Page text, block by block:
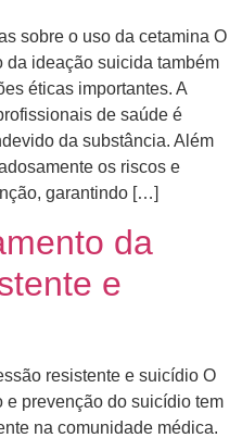
sobre o uso da cetamina O
da ideação suicida também
éticas importantes. A
de saúde é
da substância. Além
os riscos e
garantindo […]
da
e
resistente e suicídio O
e prevenção do suicídio tem
na comunidade médica.